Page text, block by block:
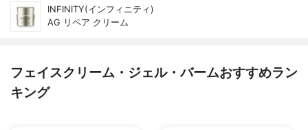
INFINITY(インフィニティ)
AG リペア クリーム
フェイスクリーム・ジェル・バームおすすめラン
キング